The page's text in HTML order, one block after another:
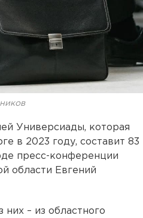
Универсиады, которая
в 2023 году, составит 83
пресс-конференции
области Евгений
них – из областного